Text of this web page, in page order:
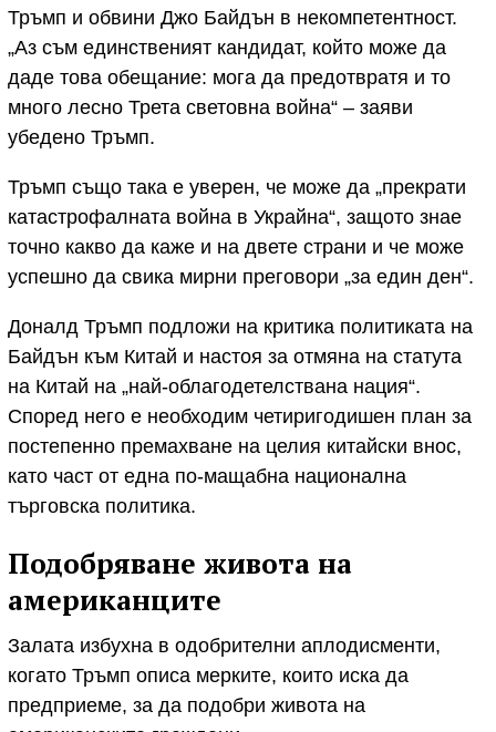
Тръмп и обвини Джо Байдън в некомпетентност.
„Аз съм единственият кандидат, който може да
даде това обещание: мога да предотвратя и то
много лесно Трета световна война“ – заяви
убедено Тръмп.
Тръмп също така е уверен, че може да „прекрати
катастрофалната война в Украйна“, защото знае
точно какво да каже и на двете страни и че може
успешно да свика мирни преговори „за един ден“.
Доналд Тръмп подложи на критика политиката на
Байдън към Китай и настоя за отмяна на статута
на Китай на „най-облагодетелствана нация“.
Според него е необходим четиригодишен план за
постепенно премахване на целия китайски внос,
като част от една по-мащабна национална
търговска политика.
Подобряване живота на
американците
Залата избухна в одобрителни аплодисменти,
когато Тръмп описа мерките, които иска да
предприеме, за да подобри живота на